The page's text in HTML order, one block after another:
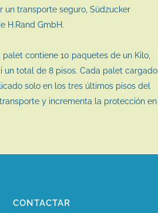
un transporte seguro, Südzucker
H.Rand GmbH.
contiene 10 paquetes de un Kilo,
un total de 8 pisos. Cada palet cargado
solo en los tres últimos pisos del
y incrementa la protección en
CONTACTAR